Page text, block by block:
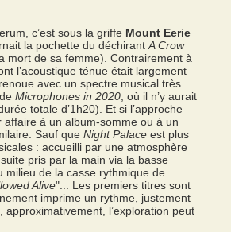
c’est sous la griffe Mount Eerie
la pochette du déchirant A Crow
mort de sa femme). Contrairement à
l’acoustique ténue était largement
renoue avec un spectre musical très
Microphones in 2020 , où il n’y aurait
totale d’1h20). Et si l’approche
affaire à un album-somme ou à un
Sauf que Night Palace est plus
: accueilli par une atmosphère
pris par la main via la basse
milieu de la casse rythmique de
Alive"... Les premiers titres sont
imprime un rythme, justement
l’exploration peut